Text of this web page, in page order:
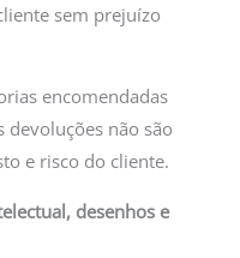
sem prejuízo
encomendadas
devoluções não são
e risco do cliente.
desenhos e